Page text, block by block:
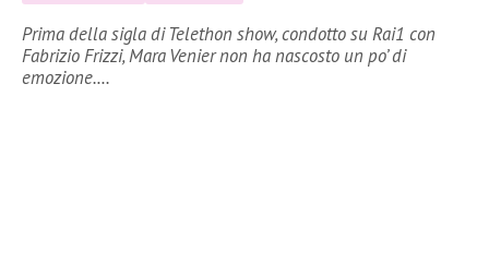
Prima della sigla di Telethon show, condotto su Rai1 con
Fabrizio Frizzi, Mara Venier non ha nascosto un po’ di
emozione.…